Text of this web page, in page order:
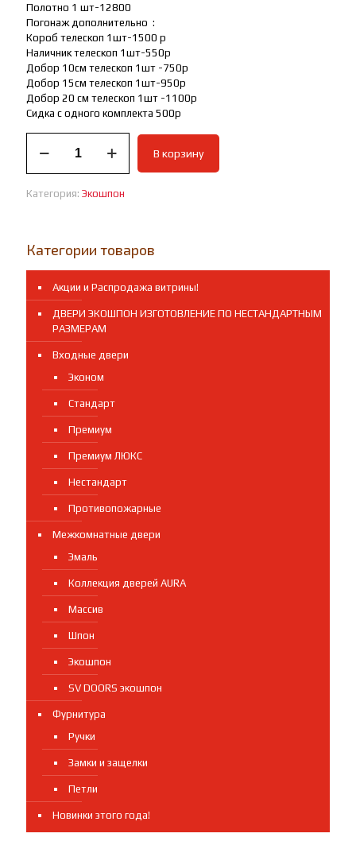
Полотно 1 шт-12800
Погонаж дополнительно :
Короб телескоп 1шт-1500 р
Наличник телескоп 1шт-550р
Добор 10см телескоп 1шт -750р
Добор 15см телескоп 1шт-950р
Добор 20 см телескоп 1шт -1100р
Сидка с одного комплекта 500р
товара
Моне
В корзину
Категория: Экошпон
Категории товаров
Акции и Распродажа витрины!
ДВЕРИ ЭКОШПОН ИЗГОТОВЛЕНИЕ ПО НЕСТАНДАРТНЫМ
РАЗМЕРАМ
Входные двери
Эконом
Стандарт
Премиум
Премиум ЛЮКС
Нестандарт
Противопожарные
Межкомнатные двери
Эмаль
Коллекция дверей AURA
Массив
Шпон
Экошпон
SV DOORS экошпон
Фурнитура
Ручки
Замки и защелки
Петли
Новинки этого года!